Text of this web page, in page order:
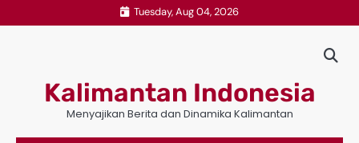
to
Tuesday, Aug 04, 2026
Kalimantan Indonesia
Menyajikan Berita dan Dinamika Kalimantan